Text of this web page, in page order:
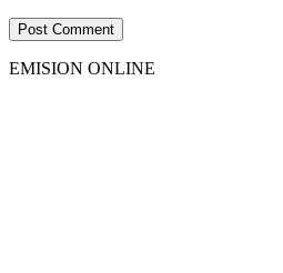
EMISION ONLINE